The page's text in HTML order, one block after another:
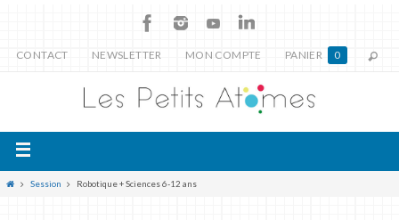
CONTACT NEWSLETTER MON COMPTE PANIER 0
Session Robotique + Sciences 6-12 ans